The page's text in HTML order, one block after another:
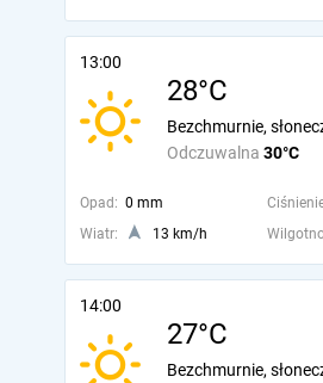
13:00
28°C
Odczuwalna 30°C
Bezchmurnie,
Opad: 0 mm
Wiatr:
13 km/h
14:00
27°C
Bezchmurnie,